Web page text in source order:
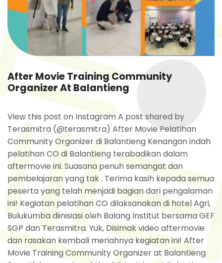
After Movie Training Community
Organizer At Balantieng
View this post on Instagram A post shared by
Terasmitra (@terasmitra) After Movie Pelatihan
Community Organizer di Balantieng Kenangan indah
pelatihan CO di Balantieng terabadikan dalam
aftermovie ini. Suasana penuh semangat dan
pembelajaran yang tak . Terima kasih kepada semua
peserta yang telah menjadi bagian dari pengalaman
ini! Kegiatan pelatihan CO dilaksanakan di hotel Agri,
Bulukumba diinisiasi oleh Balang Institut bersama GEF
SGP dan Terasmitra. Yuk, Disimak video aftermovie
dan rasakan kembali meriahnya kegiatan ini! After
Movie Training Community Organizer at Balantieng